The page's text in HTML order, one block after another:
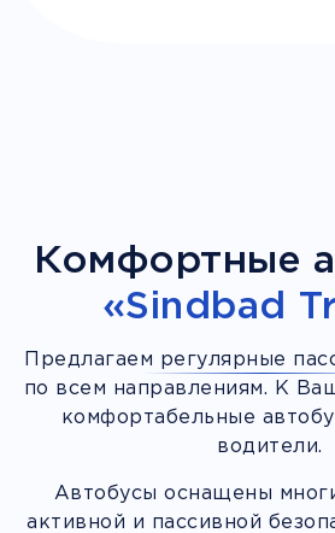
Комфортные
«Sindbad
Предлагаем регулярные
по всем направлениям. К
комфортабельные
водители.
Автобусы оснащены
активной и пассивной